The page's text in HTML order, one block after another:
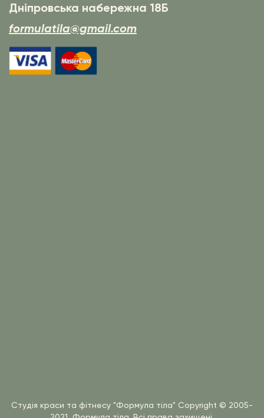
Дніпровська набережна 18Б
formulatila@gmail.com
Студія краси та фітнесу "Формула тіла" Copyright © 2005-